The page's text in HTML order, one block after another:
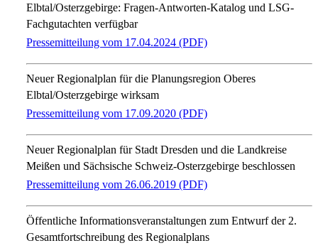
Elbtal/Osterzgebirge: Fragen-Antworten-Katalog und LSG-
Fachgutachten verfügbar
Pressemitteilung vom 17.04.2024 (PDF)
Neuer Regionalplan für die Planungsregion Oberes
Elbtal/Osterzgebirge wirksam
Pressemitteilung vom 17.09.2020 (PDF)
Neuer Regionalplan für Stadt Dresden und die Landkreise
Meißen und Sächsische Schweiz-Osterzgebirge beschlossen
Pressemitteilung vom 26.06.2019 (PDF)
Öffentliche Informationsveranstaltungen zum Entwurf der 2.
Gesamt­fort­schrei­bung des Regional­plans